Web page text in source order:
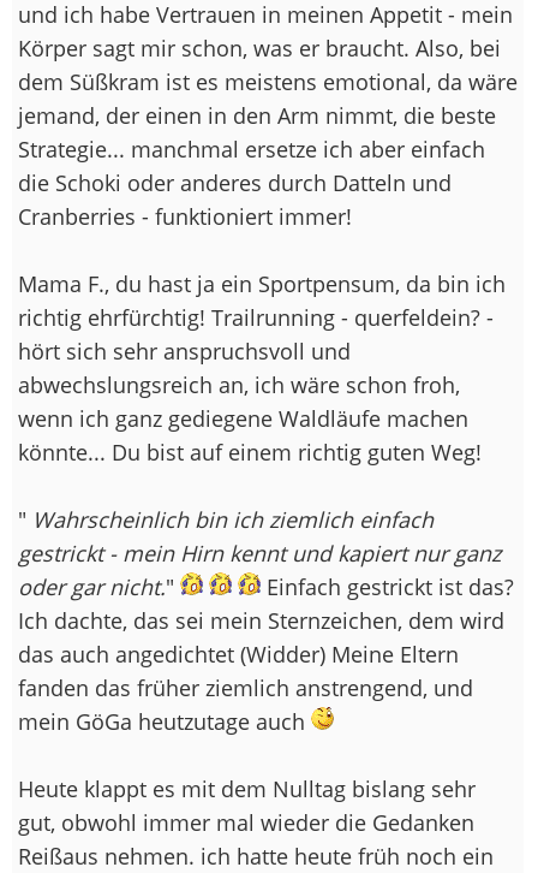
und ich habe Vertrauen in meinen Appetit - mein
Körper sagt mir schon, was er braucht. Also, bei
dem Süßkram ist es meistens emotional, da wäre
jemand, der einen in den Arm nimmt, die beste
Strategie... manchmal ersetze ich aber einfach
die Schoki oder anderes durch Datteln und
Cranberries - funktioniert immer!
Mama F., du hast ja ein Sportpensum, da bin ich
richtig ehrfürchtig! Trailrunning - querfeldein? -
hört sich sehr anspruchsvoll und
abwechslungsreich an, ich wäre schon froh,
wenn ich ganz gediegene Waldläufe machen
könnte... Du bist auf einem richtig guten Weg!
" Wahrscheinlich bin ich ziemlich einfach
gestrickt - mein Hirn kennt und kapiert nur ganz
oder gar nicht."
Einfach gestrickt ist das?
Ich dachte, das sei mein Sternzeichen, dem wird
das auch angedichtet (Widder) Meine Eltern
fanden das früher ziemlich anstrengend, und
mein GöGa heutzutage auch
Heute klappt es mit dem Nulltag bislang sehr
gut, obwohl immer mal wieder die Gedanken
Reißaus nehmen. ich hatte heute früh noch ein